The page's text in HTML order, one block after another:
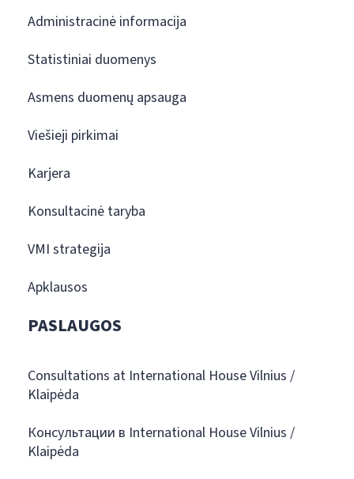
Administracinė informacija
Statistiniai duomenys
Asmens duomenų apsauga
Viešieji pirkimai
Karjera
Konsultacinė taryba
VMI strategija
Apklausos
PASLAUGOS
Consultations at International House Vilnius /
Klaipėda
Консультации в International House Vilnius /
Klaipėda